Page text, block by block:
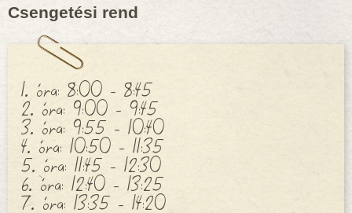
Csengetési rend
1. óra: 8:00 - 8:45
2. óra: 9:00 - 9:45
3. óra: 9:55 - 10:40
4. óra: 10:50 - 11:35
5. óra: 11:45 - 12:30
6. óra: 12:40 - 13:25
7. óra: 13:35 - 14:20